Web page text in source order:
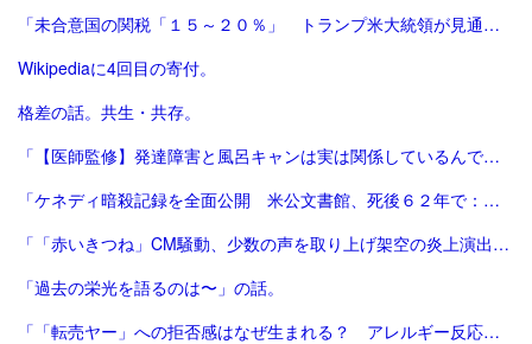
「未合意国の関税「１５～２０％」 トランプ米大統領が見通し：時事ドットコム」
Wikipediaに4回目の寄付。
格差の話。共生・共存。
「【医師監修】発達障害と風呂キャンは実は関係しているんです！ - 新宿ペリカンこころクリニック【心療内科/精神科】」
「ケネディ暗殺記録を全面公開 米公文書館、死後６２年で：時事ドットコム」
「「赤いきつね」CM騒動、少数の声を取り上げ架空の炎上演出 専門家はメディアの責任も指摘 | ENCOUNT」
「過去の栄光を語るのは〜」の話。
「「転売ヤー」への拒否感はなぜ生まれる？ アレルギー反応との指摘も #くらしと経済（Yahoo!ニュース オリジナル THE PAGE）」